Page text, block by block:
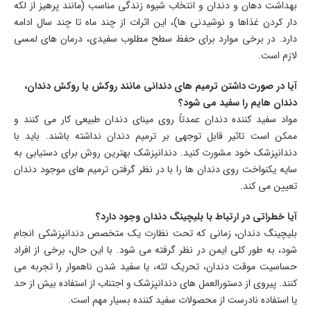
بهداشت دهان و دندان و انتخاب شیوه زندگی مناسب (مانند پرهیز از لکه
دار کردن غذاها و نوشیدنی ها)، این اثرات از چند ماه تا چند سال ادامه
دارد. در برخی موارد برای حفظ سطح مطلوب سفیدی، درمان ‌های لمسی
لازم است.
آیا در صورت داشتن ترمیم های دندانی مانند روکش یا روکش دندان،
دندان هایم را سفید می شود؟
مواد سفید کننده دندان عمدتاً روی مینای دندان طبیعی کار می کنند و
ممکن است تاثیر قابل توجهی بر ترمیم دندان نداشته باشند. باید با
دندانپزشک خود مشورت کنید. دندانپزشک بهترین روش برای دستیابی به
سایه یکنواخت روی دندان ها را با در نظر گرفتن ترمیم های موجود دندان
تعیین می کند.
آیا خطراتی در ارتباط با بلیچینگ دندان وجود دارد؟
بلیچینگ دندان، زمانی که تحت نظارت یک متخصص دندانپزشکی انجام
شود، به طور کلی ایمن در نظر گرفته می شود. با این حال، برخی از افراد
حساسیت موقت دندان، تحریک لثه، یا سفید شدن ناهموار را تجربه می
کنند. پیروی از دستورالعمل های دندانپزشک و اجتناب از استفاده بیش از حد
یا استفاده نادرست از محصولات سفید کننده بسیار مهم است.